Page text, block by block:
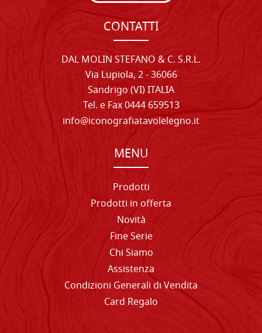
CONTATTI
DAL MOLIN STEFANO & C. S.R.L.
Via Lupiola, 2 - 36066
Sandrigo (VI) ITALIA
Tel. e Fax 0444 659513
info@iconografiatavolelegno.it
MENU
Prodotti
Prodotti in offerta
Novità
Fine Serie
Chi Siamo
Assistenza
Condizioni Generali di Vendita
Card Regalo